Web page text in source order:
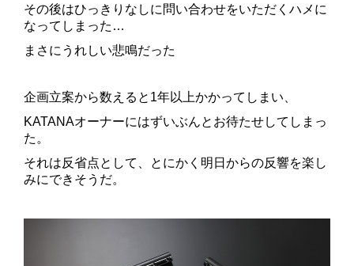
その後はひっきりなしに問い合わせをいただくハメに
なってしまった…
まさにうれしい悲鳴だった
企画立案から数えると1年以上かかってしまい、
KATANAオーナーにはずいぶんとお待たせしてしまっ
た。
それは反省点として、とにかく明日からの反響を楽し
みにできそうだ。